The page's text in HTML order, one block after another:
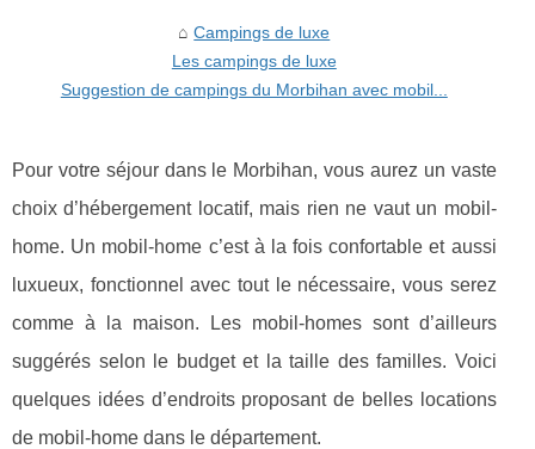
Campings de luxe
Les campings de luxe
Suggestion de campings du Morbihan avec mobil...
Pour votre séjour dans le Morbihan, vous aurez un vaste
choix d’hébergement locatif, mais rien ne vaut un mobil-
home. Un mobil-home c’est à la fois confortable et aussi
luxueux, fonctionnel avec tout le nécessaire, vous serez
comme à la maison. Les mobil-homes sont d’ailleurs
suggérés selon le budget et la taille des familles. Voici
quelques idées d’endroits proposant de belles locations
de mobil-home dans le département.